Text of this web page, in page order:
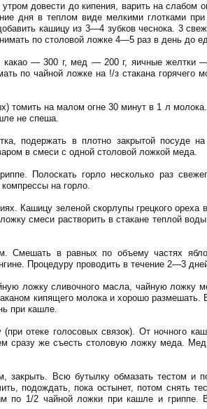
довести до кипения, варить на слабом
дня в теплом виде мелкими глотками
кашицу из 3—4 зубков чеснока. 3
по столовой ложке 4—5 раз в день до
— 300 г, мед — 200 г, яичные желтки
по чайной ложке на !/з стакана горячего
томить на малом огне 30 минут в 1 л
не спеша.
подержать в плотно закрытой посуде
в смеси с одной столовой ложкой меда.
Полоскать горло несколько раз
на горло.
Кашицу зеленой скорлупы грецкого ореха
смеси растворить в стакане теплой
Смешать в равных по объему частях
Процедуру проводить в течение 2—3
ложку сливочного масла, чайную ложку
кипящего молока и хорошо размешать.
при кашле.
отеке голосовых связок). От ночного
сразу же съесть столовую ложку меда. Мед
Всю бутылку обмазать тестом и
подождать, пока остынет, потом снять
по 1/2 чайной ложки при кашле и гриппе.